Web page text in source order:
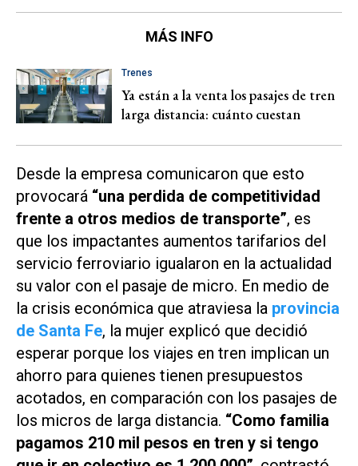
MÁS INFO
Trenes
Ya están a la venta los pasajes de tren
larga distancia: cuánto cuestan
Desde la empresa comunicaron que esto
provocará “una perdida de competitividad
frente a otros medios de transporte”, es
que los impactantes aumentos tarifarios del
servicio ferroviario igualaron en la actualidad
su valor con el pasaje de micro. En medio de
la crisis económica que atraviesa la provincia
de Santa Fe, la mujer explicó que decidió
esperar porque los viajes en tren implican un
ahorro para quienes tienen presupuestos
acotados, en comparación con los pasajes de
los micros de larga distancia. “Como familia
pagamos 210 mil pesos en tren y si tengo